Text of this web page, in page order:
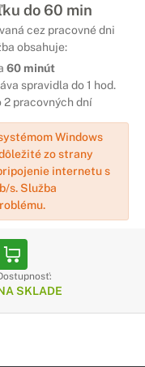
do 60 min
cez pracovné dni
obsahuje:
60 minút
spravidla do 1 hod.
2 pracovných dní
Windows
zo strany
internetu s
s. Služba
SKLADE